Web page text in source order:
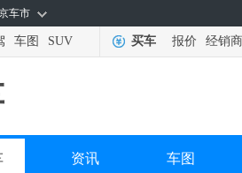
车市
车图 SUV 买车 报价 经销商
资讯 车图